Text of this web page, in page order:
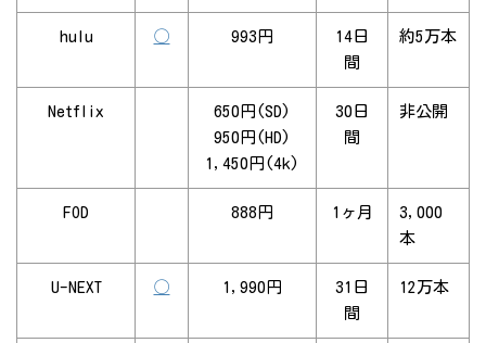
hulu ◯ 993円
14日
間
約5万本
Netflix
650円(SD)
950円(HD)
1,450円(4k)
30日
間
非公開
FOD 888円 1ヶ月
3,000
本
U-NEXT ◯ 1,990円
31日
間
12万本